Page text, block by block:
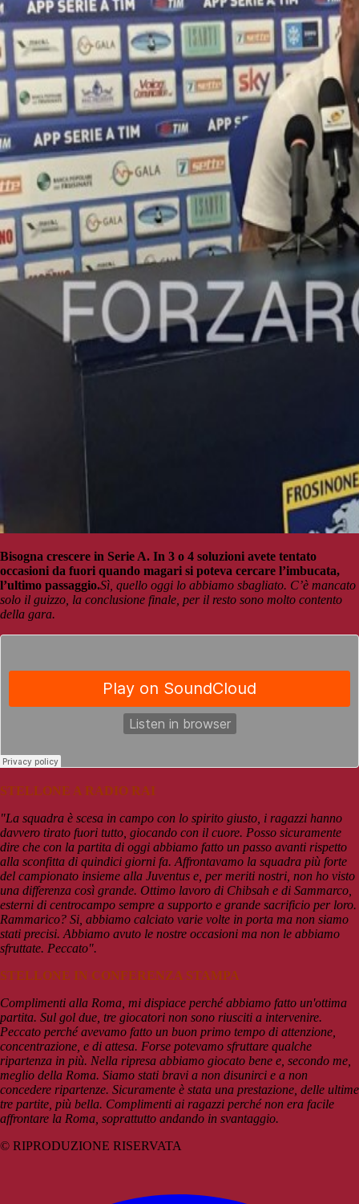
Bisogna crescere in Serie A. In 3 o 4 soluzioni avete tentato
occasioni da fuori quando magari si poteva cercare l’imbucata,
l’ultimo passaggio.Sì, quello oggi lo abbiamo sbagliato. C’è mancato
solo il guizzo, la conclusione finale, per il resto sono molto contento
della gara.
STELLONE A RADIO RAI
"La squadra è scesa in campo con lo spirito giusto, i ragazzi hanno
davvero tirato fuori tutto, giocando con il cuore. Posso sicuramente
dire che con la partita di oggi abbiamo fatto un passo avanti rispetto
alla sconfitta di quindici giorni fa. Affrontavamo la squadra più forte
del campionato insieme alla Juventus e, per meriti nostri, non ho visto
una differenza così grande. Ottimo lavoro di Chibsah e di Sammarco,
esterni di centrocampo sempre a supporto e grande sacrificio per loro.
Rammarico? Si, abbiamo calciato varie volte in porta ma non siamo
stati precisi. Abbiamo avuto le nostre occasioni ma non le abbiamo
sfruttate. Peccato".
STELLONE IN CONFERENZA STAMPA
Complimenti alla Roma, mi dispiace perché abbiamo fatto un'ottima
partita. Sul gol due, tre giocatori non sono riusciti a intervenire.
Peccato perché avevamo fatto un buon primo tempo di attenzione,
concentrazione, e di attesa. Forse potevamo sfruttare qualche
ripartenza in più. Nella ripresa abbiamo giocato bene e, secondo me,
meglio della Roma. Siamo stati bravi a non disunirci e a non
concedere ripartenze. Sicuramente è stata una prestazione, delle ultime
tre partite, più bella. Complimenti ai ragazzi perché non era facile
affrontare la Roma, soprattutto andando in svantaggio.
© RIPRODUZIONE RISERVATA